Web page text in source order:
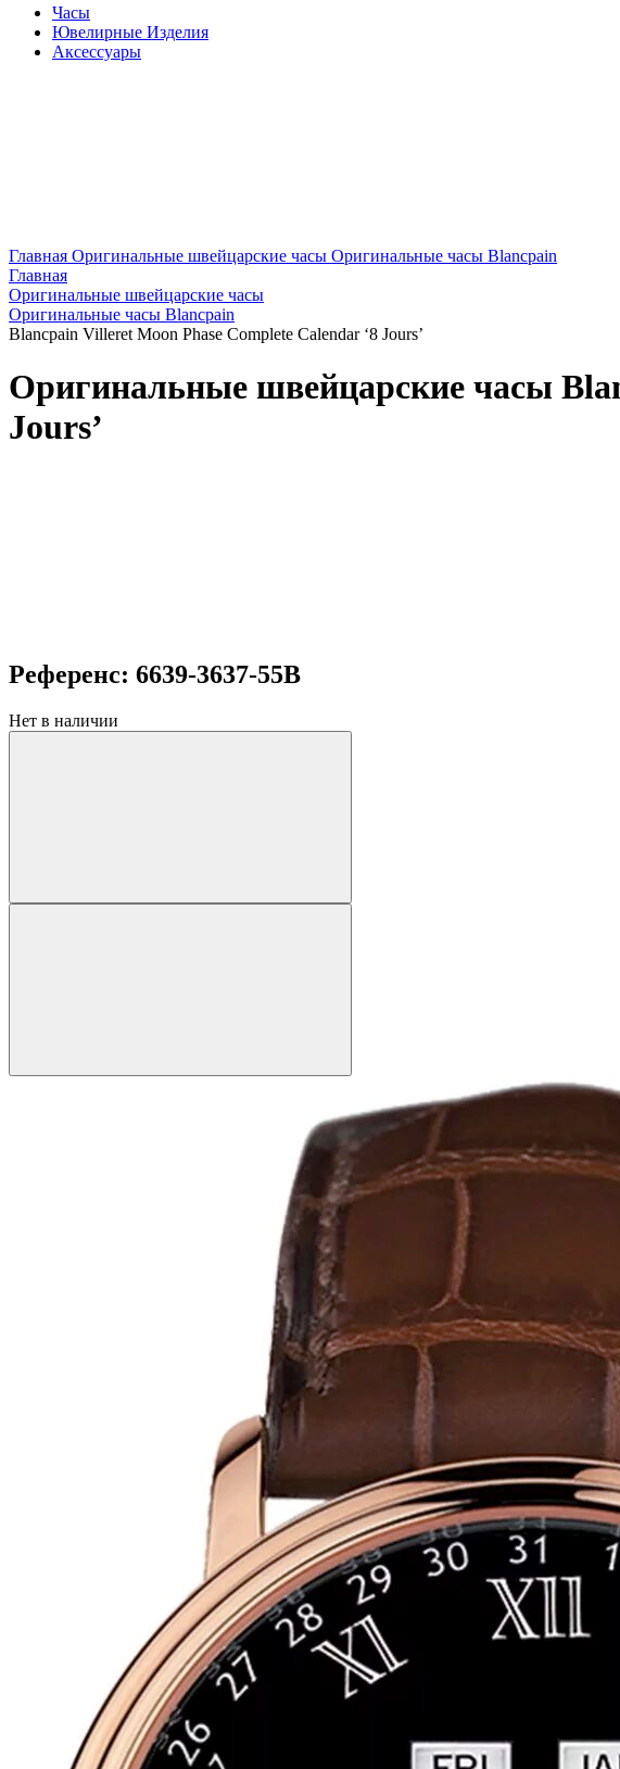
Часы
Ювелирные Изделия
Аксессуары
Главная Оригинальные швейцарские часы Оригинальные часы Blancpain
Главная
Оригинальные швейцарские часы
Оригинальные часы Blancpain
Blancpain Villeret Moon Phase Complete Calendar ‘8 Jours’
Оригинальные швейцарские часы
Jours’
Референс: 6639-3637-55B
Нет в наличии